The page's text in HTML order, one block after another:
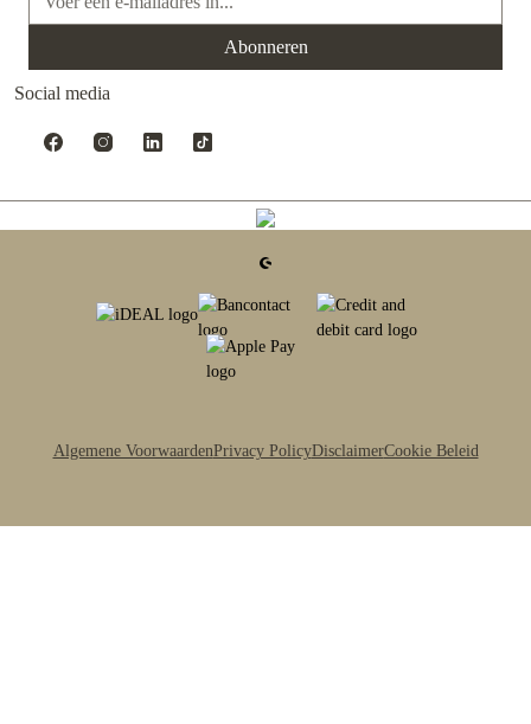
Abonneren
Social media
Algemene VoorwaardenPrivacy PolicyDisclaimerCookie Beleid